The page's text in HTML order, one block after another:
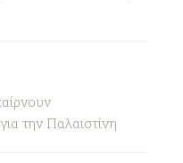
την Παλαιστίνη